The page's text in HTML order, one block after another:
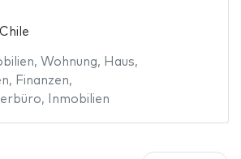
, Wohnung, Haus,
, Finanzen,
, Inmobilien